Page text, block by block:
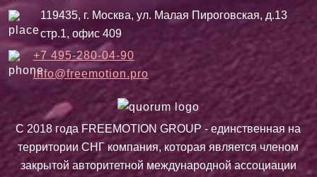
119435, г. Москва, ул. Малая Пироговская, д.13
стр.1, офис 409
+7 495-280-04-90
info@freemotion.pro
С 2018 года FREEMOTION GROUP - единственная на
территории СНГ компания, которая является членом
закрытой авторитетной международной ассоциации